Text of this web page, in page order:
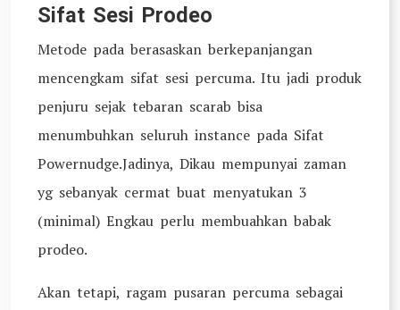
Sifat Sesi Prodeo
Metode pada berasaskan berkepanjangan
mencengkam sifat sesi percuma. Itu jadi produk
penjuru sejak tebaran scarab bisa
menumbuhkan seluruh instance pada Sifat
Powernudge.Jadinya, Dikau mempunyai zaman
yg sebanyak cermat buat menyatukan 3
(minimal) Engkau perlu membuahkan babak
prodeo.
Akan tetapi, ragam pusaran percuma sebagai